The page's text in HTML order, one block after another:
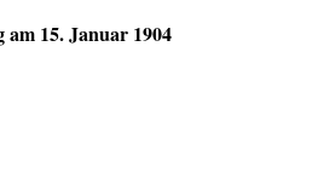
am 15. Januar 1904